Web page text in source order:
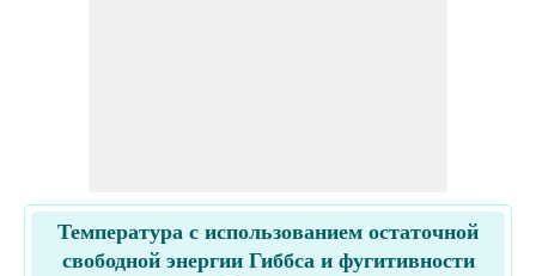
Температура с использованием остаточной
свободной энергии Гиббса и фугитивности